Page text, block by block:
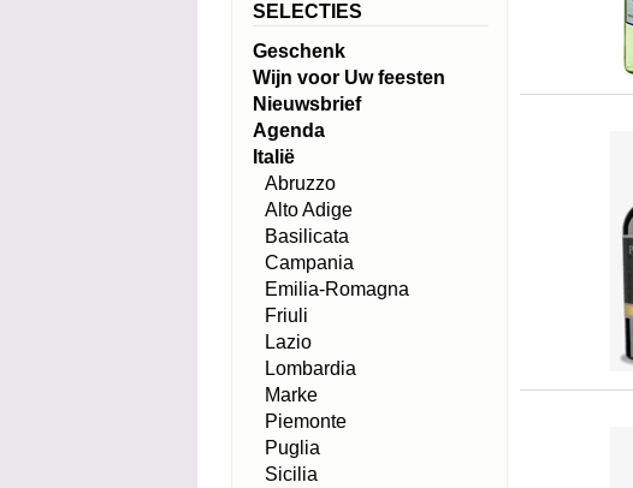
SELECTIES
Geschenk
Wijn voor Uw feesten
Nieuwsbrief
Agenda
Italië
Abruzzo
Alto Adige
Basilicata
Campania
Emilia-Romagna
Friuli
Lazio
Lombardia
Marke
Piemonte
Puglia
Sicilia